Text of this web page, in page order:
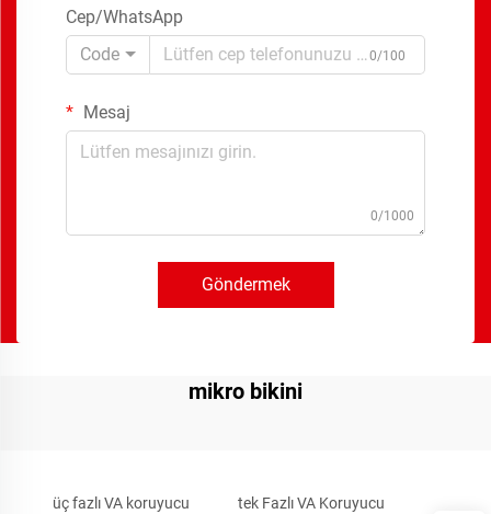
Cep/WhatsApp
Code
0/100
Mesaj
0/1000
Göndermek
mikro bikini
üç fazlı VA koruyucu tek Fazlı VA Koruyucu